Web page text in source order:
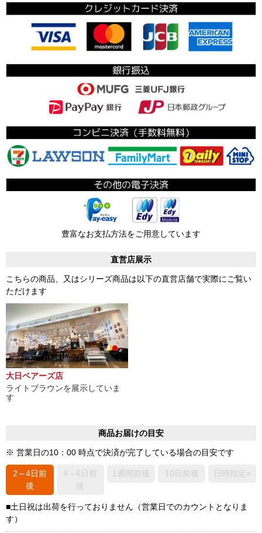
豊富なお支払方法をご用意しています
直営店展示
こちらの商品、又はシリーズ商品は以下の直営店舗で実際にご覧い
ただけます
大日ベアーズ店
ライトブラウンを展示していま
す
商品お届けの目安
※ 営業日の10：00 時点で決済が完了している場合の目安です
2～4日前
後
4～6日前
後
1週間前後 10日前後 日時指定×
■土日祝は出荷を行っておりません（営業日でのカウントとなりま
す）